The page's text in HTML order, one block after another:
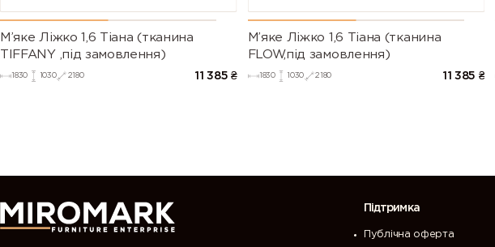
М’яке Ліжко 1,6 Тіана (тканина
TIFFANY ,під замовлення)
1830 1030 2180 11 385 ₴
М’яке Ліжко 1,6 Тіана (тканина
FLOW,під замовлення)
1830 1030 2180 11 385 ₴
Підтримка
Публічна оферта